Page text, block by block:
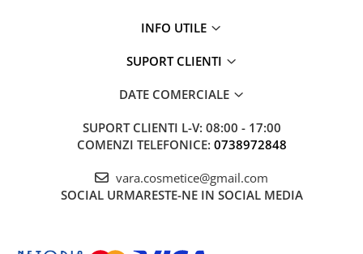
INFO UTILE
SUPORT CLIENTI
DATE COMERCIALE
SUPORT CLIENTI L-V: 08:00 - 17:00
COMENZI TELEFONICE: 0738972848
vara.cosmetice@gmail.com
SOCIAL URMARESTE-NE IN SOCIAL MEDIA